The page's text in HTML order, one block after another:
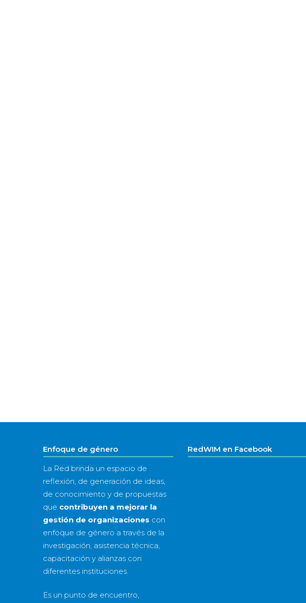
Enfoque de género
La Red brinda un espacio de
reflexión, de generación de ideas,
de conocimiento y de propuestas
que contribuyen a mejorar la
gestión de organizaciones con
enfoque de género a través de la
investigación, asistencia técnica,
capacitación y alianzas con
diferentes instituciones.
Es un punto de encuentro,
RedWIM en Facebook